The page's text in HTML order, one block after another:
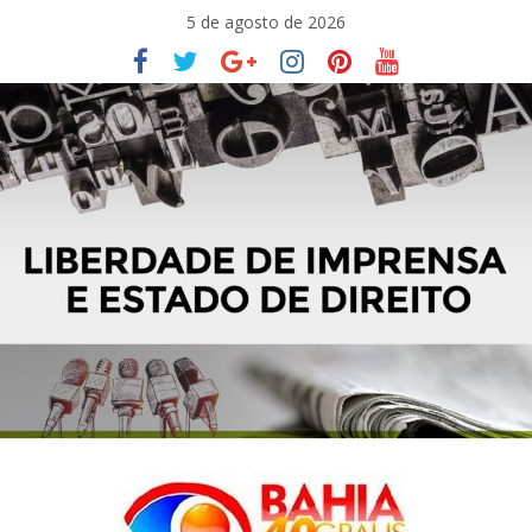
conteúdo
5 de agosto de 2026